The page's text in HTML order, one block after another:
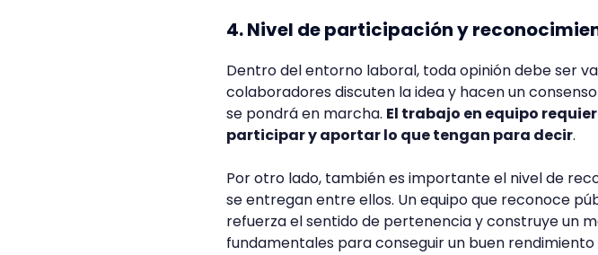
4. Nivel de participación y
Dentro del entorno laboral, toda opinión debe ser
colaboradores discuten la idea y hacen un
se pondrá en marcha. El trabajo en equipo
participar y aportar lo que tengan para decir.
Por otro lado, también es importante el nivel de
se entregan entre ellos. Un equipo que reconoce
refuerza el sentido de pertenencia y construye un
fundamentales para conseguir un buen rendimiento